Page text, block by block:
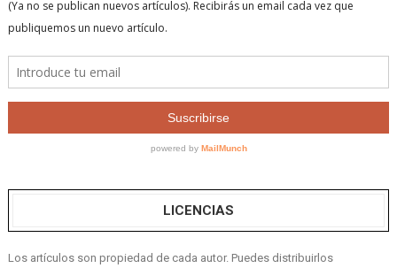
LICENCIAS
Los artículos son propiedad de cada autor. Puedes distribuirlos